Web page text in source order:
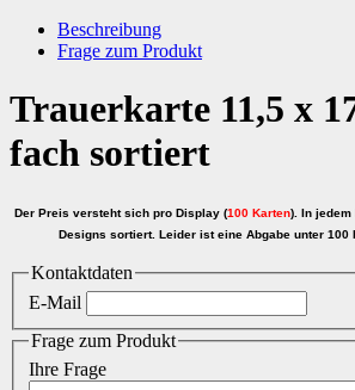
Beschreibung
Frage zum Produkt
Trauerkarte 11,5 x
fach sortiert
Der Preis versteht sich pro Display (100 Karten). In
Designs sortiert. Leider ist eine Abgabe unter 100
Kontaktdaten
E-Mail
Frage zum Produkt
Ihre Frage